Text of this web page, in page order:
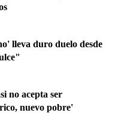
lleva duro duelo desde
no acepta ser
nuevo pobre'